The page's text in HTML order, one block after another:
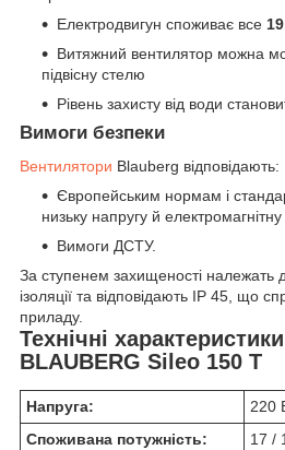
Електродвигун споживає все
Витяжний вентилятор можна
підвісну стелю
Рівень захисту від води
Вимоги безпеки
Вентилятори Blauberg відповідають:
Європейським нормам і
низьку напругу й електромагнітну
Вимоги ДСТУ.
За ступенем захищеності належать
ізоляції та відповідають IP 45, що
приладу.
Технічні
BLAUBERG Sileo 150 T
Напруга:
220
Споживана потужність:
17 /